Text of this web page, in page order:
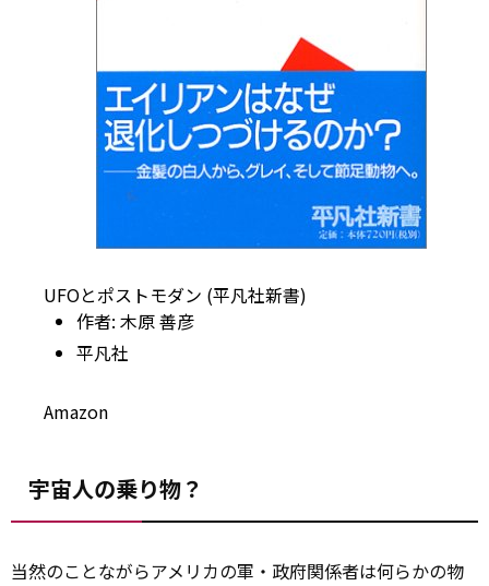
UFOとポストモダン (平凡社新書)
作者: 木原 善彦
平凡社
Amazon
宇宙人の乗り物？
当然のことながらアメリカの軍・政府関係者は何らかの物